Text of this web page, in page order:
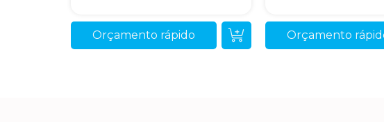
Orçamento rápido Orçamento